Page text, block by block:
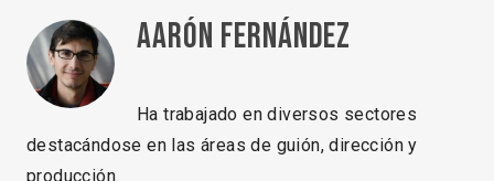
Aarón Fernández
Ha trabajado en diversos sectores
destacándose en las áreas de guión, dirección y
producción.